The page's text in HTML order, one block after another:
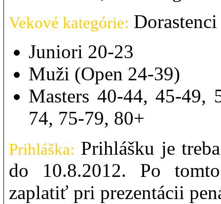
Vekové kategórie:
Juniori 20-23
Muži (Open 24-39)
Masters 40-44, 45-49,
74, 75-79, 80+
Prihláška: Prihlášku je
do 10.8.2012. Po
zaplatiť pri prezentácii